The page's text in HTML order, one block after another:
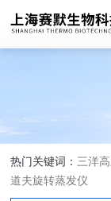
热门关键词： 三洋
道夫旋转蒸发仪